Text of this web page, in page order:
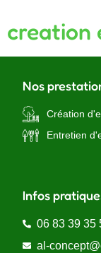
creation
Nos
Création
Entretien
Infos
06 83 39 35
al-